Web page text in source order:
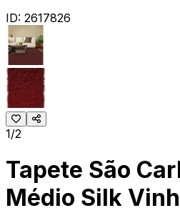
ID: 2617826
1/2
Tapete São
Médio Silk